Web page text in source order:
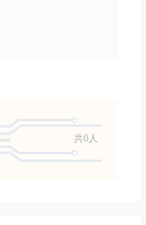
共0人